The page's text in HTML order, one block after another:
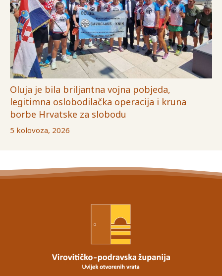
Oluja je bila briljantna vojna pobjeda,
legitimna oslobodilačka operacija i kruna
borbe Hrvatske za slobodu
5 kolovoza, 2026